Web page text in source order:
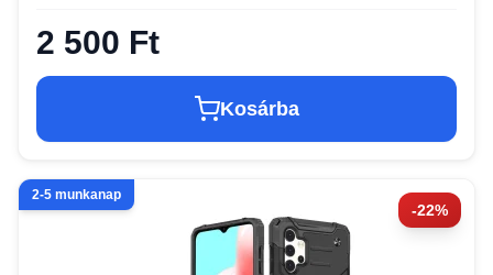
2 500 Ft
Kosárba
-22%
2-5 munkanap